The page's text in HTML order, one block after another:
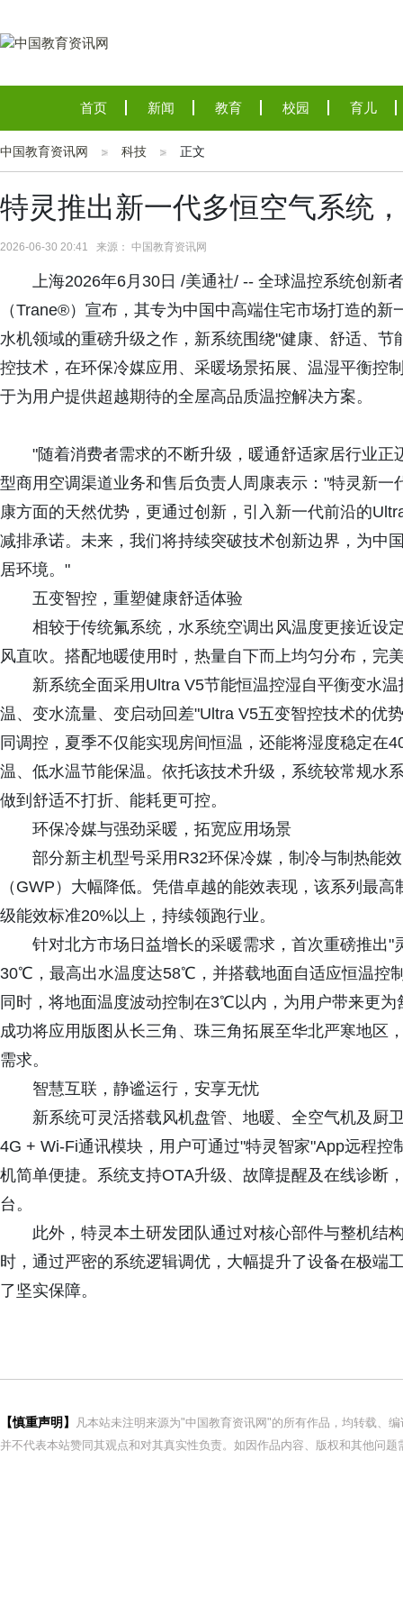
首页 新闻 教育 校园 育儿
中国教育资讯网 科技 正文
特灵推出新一代多恒空气系统
2026-06-30 20:41 来源： 中国教育资讯网
上海2026年6月30日 /美通社/ -- 全球温控系统创新
（Trane®）宣布，其专为中国中高端住宅市场打造的
水机领域的重磅升级之作，新系统围绕"健康、舒适、
控技术，在环保冷媒应用、采暖场景拓展、温湿平衡控
于为用户提供超越期待的全屋高品质温控解决方案。
"随着消费者需求的不断升级，暖通舒适家居行业
型商用空调渠道业务和售后负责人周康表示："特灵新
康方面的天然优势，更通过创新，引入新一代前沿的
减排承诺。未来，我们将持续突破技术创新边界，为中
居环境。"
五变智控，重塑健康舒适体验
相较于传统氟系统，水系统空调出风温度更接近设
风直吹。搭配地暖使用时，热量自下而上均匀分布，完
新系统全面采用Ultra V5节能恒温控湿自平衡变水
温、变水流量、变启动回差"Ultra V5五变智控技术的优
同调控，夏季不仅能实现房间恒温，还能将湿度稳定在
温、低水温节能保温。依托该技术升级，系统较常规水
做到舒适不打折、能耗更可控。
环保冷媒与强劲采暖，拓宽应用场景
部分新主机型号采用R32环保冷媒，制冷与制热能
（GWP）大幅降低。凭借卓越的能效表现，该系列最
级能效标准20%以上，持续领跑行业。
针对北方市场日益增长的采暖需求，首次重磅推出
30℃，最高出水温度达58℃，并搭载地面自适应恒温控
同时，将地面温度波动控制在3℃以内，为用户带来更
成功将应用版图从长三角、珠三角拓展至华北严寒地区
需求。
智慧互联，静谧运行，安享无忧
新系统可灵活搭载风机盘管、地暖、全空气机及厨
4G + Wi-Fi通讯模块，用户可通过"特灵智家"App远程
机简单便捷。系统支持OTA升级、故障提醒及在线诊断
台。
此外，特灵本土研发团队通过对核心部件与整机结
时，通过严密的系统逻辑调优，大幅提升了设备在极端
了坚实保障。
【慎重声明】
凡本站未注明来源为"中国教育资讯网"的所有作品，均转载、
并不代表本站赞同其观点和对其真实性负责。如因作品内容、版权和其他问